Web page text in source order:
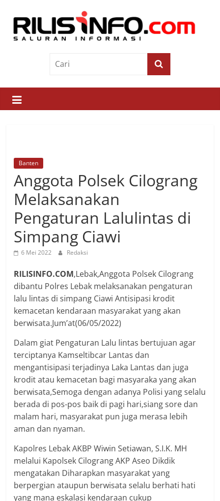
contentRilis
Saluran
Informasi
Banten
Anggota Polsek Cilograng
Melaksanakan
Pengaturan Lalulintas di
Simpang Ciawi
6 Mei 2022 Redaksi
RILISINFO.COM,Lebak,Anggota Polsek Cilograng
dibantu Polres Lebak melaksanakan pengaturan
lalu lintas di simpang Ciawi Antisipasi krodit
kemacetan kendaraan masyarakat yang akan
berwisata.Jum’at(06/05/2022)
Dalam giat Pengaturan Lalu lintas bertujuan agar
terciptanya Kamseltibcar Lantas dan
mengantisipasi terjadinya Laka Lantas dan juga
krodit atau kemacetan bagi masyaraka yang akan
berwisata,Semoga dengan adanya Polisi yang selalu
berada di pos-pos baik di pagi hari,siang sore dan
malam hari, masyarakat pun juga merasa lebih
aman dan nyaman.
Kapolres Lebak AKBP Wiwin Setiawan, S.I.K. MH
melalui Kapolsek Cilograng AKP Aseo Dikdik
mengatakan Diharapkan masyarakat yang
berpergian ataupun berwisata selalu berhati hati
yang mana eskalasi kendaraan cukup